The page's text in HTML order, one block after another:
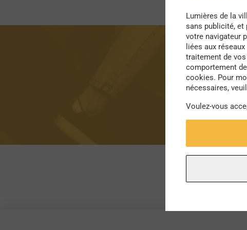
Lumières de la
sans publicité, et
votre navigateur
liées aux
traitement de
comportement
cookies. Pour
nécessaires,
Voulez-vous